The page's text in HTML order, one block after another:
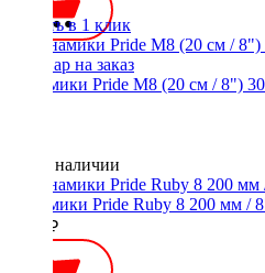
Купить в 1 клик
Динамики Pride M8 (20 см / 8")
Нет в наличии
Динамики Pride Ruby 8 200 мм /
7300 ₽